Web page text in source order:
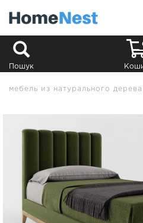
Пошук
мебель из натурального дерева